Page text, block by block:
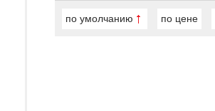
по умолчанию по цене